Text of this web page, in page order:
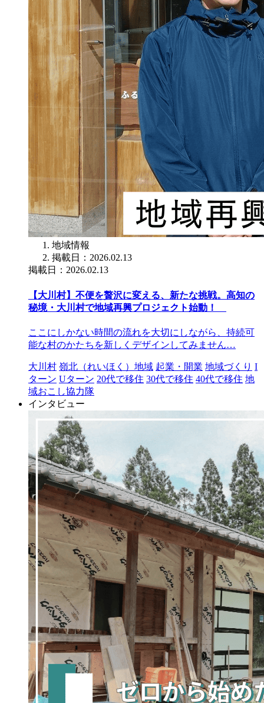
地域情報
掲載日：2026.02.13
掲載日：2026.02.13
【大川村】不便を贅沢に変える、新たな挑戦。高知の
秘境・大川村で地域再興プロジェクト始動！
ここにしかない時間の流れを大切にしながら、持続可
能な村のかたちを新しくデザインしてみません…
大川村 嶺北（れいほく）地域 起業・開業 地域づくり I
ターン Uターン 20代で移住 30代で移住 40代で移住 地
域おこし協力隊
インタビュー